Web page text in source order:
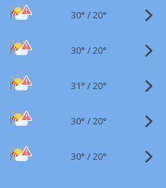
30° /20°
30° /20°
31° /20°
30° /20°
30° /20°